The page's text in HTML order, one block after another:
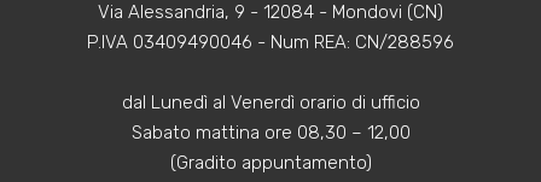
Via Alessandria, 9 - 12084 - Mondovi (CN)
P.IVA 03409490046 - Num REA: CN/288596
dal Lunedì al Venerdì orario di ufficio
Sabato mattina ore 08,30 – 12,00
(Gradito appuntamento)